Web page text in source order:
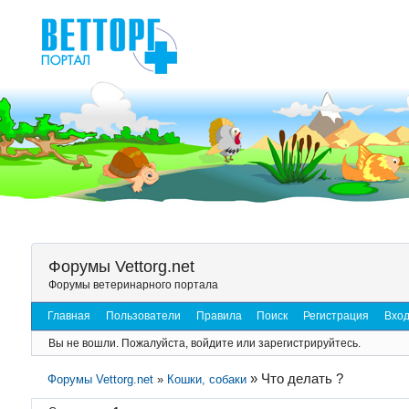
Форумы Vettorg.net
Форумы ветеринарного портала
Главная Пользователи Правила Поиск Регистрация Вход
Вы не вошли. Пожалуйста, войдите или зарегистрируйтесь.
Форумы Vettorg.net » Кошки, собаки » Что делать ?